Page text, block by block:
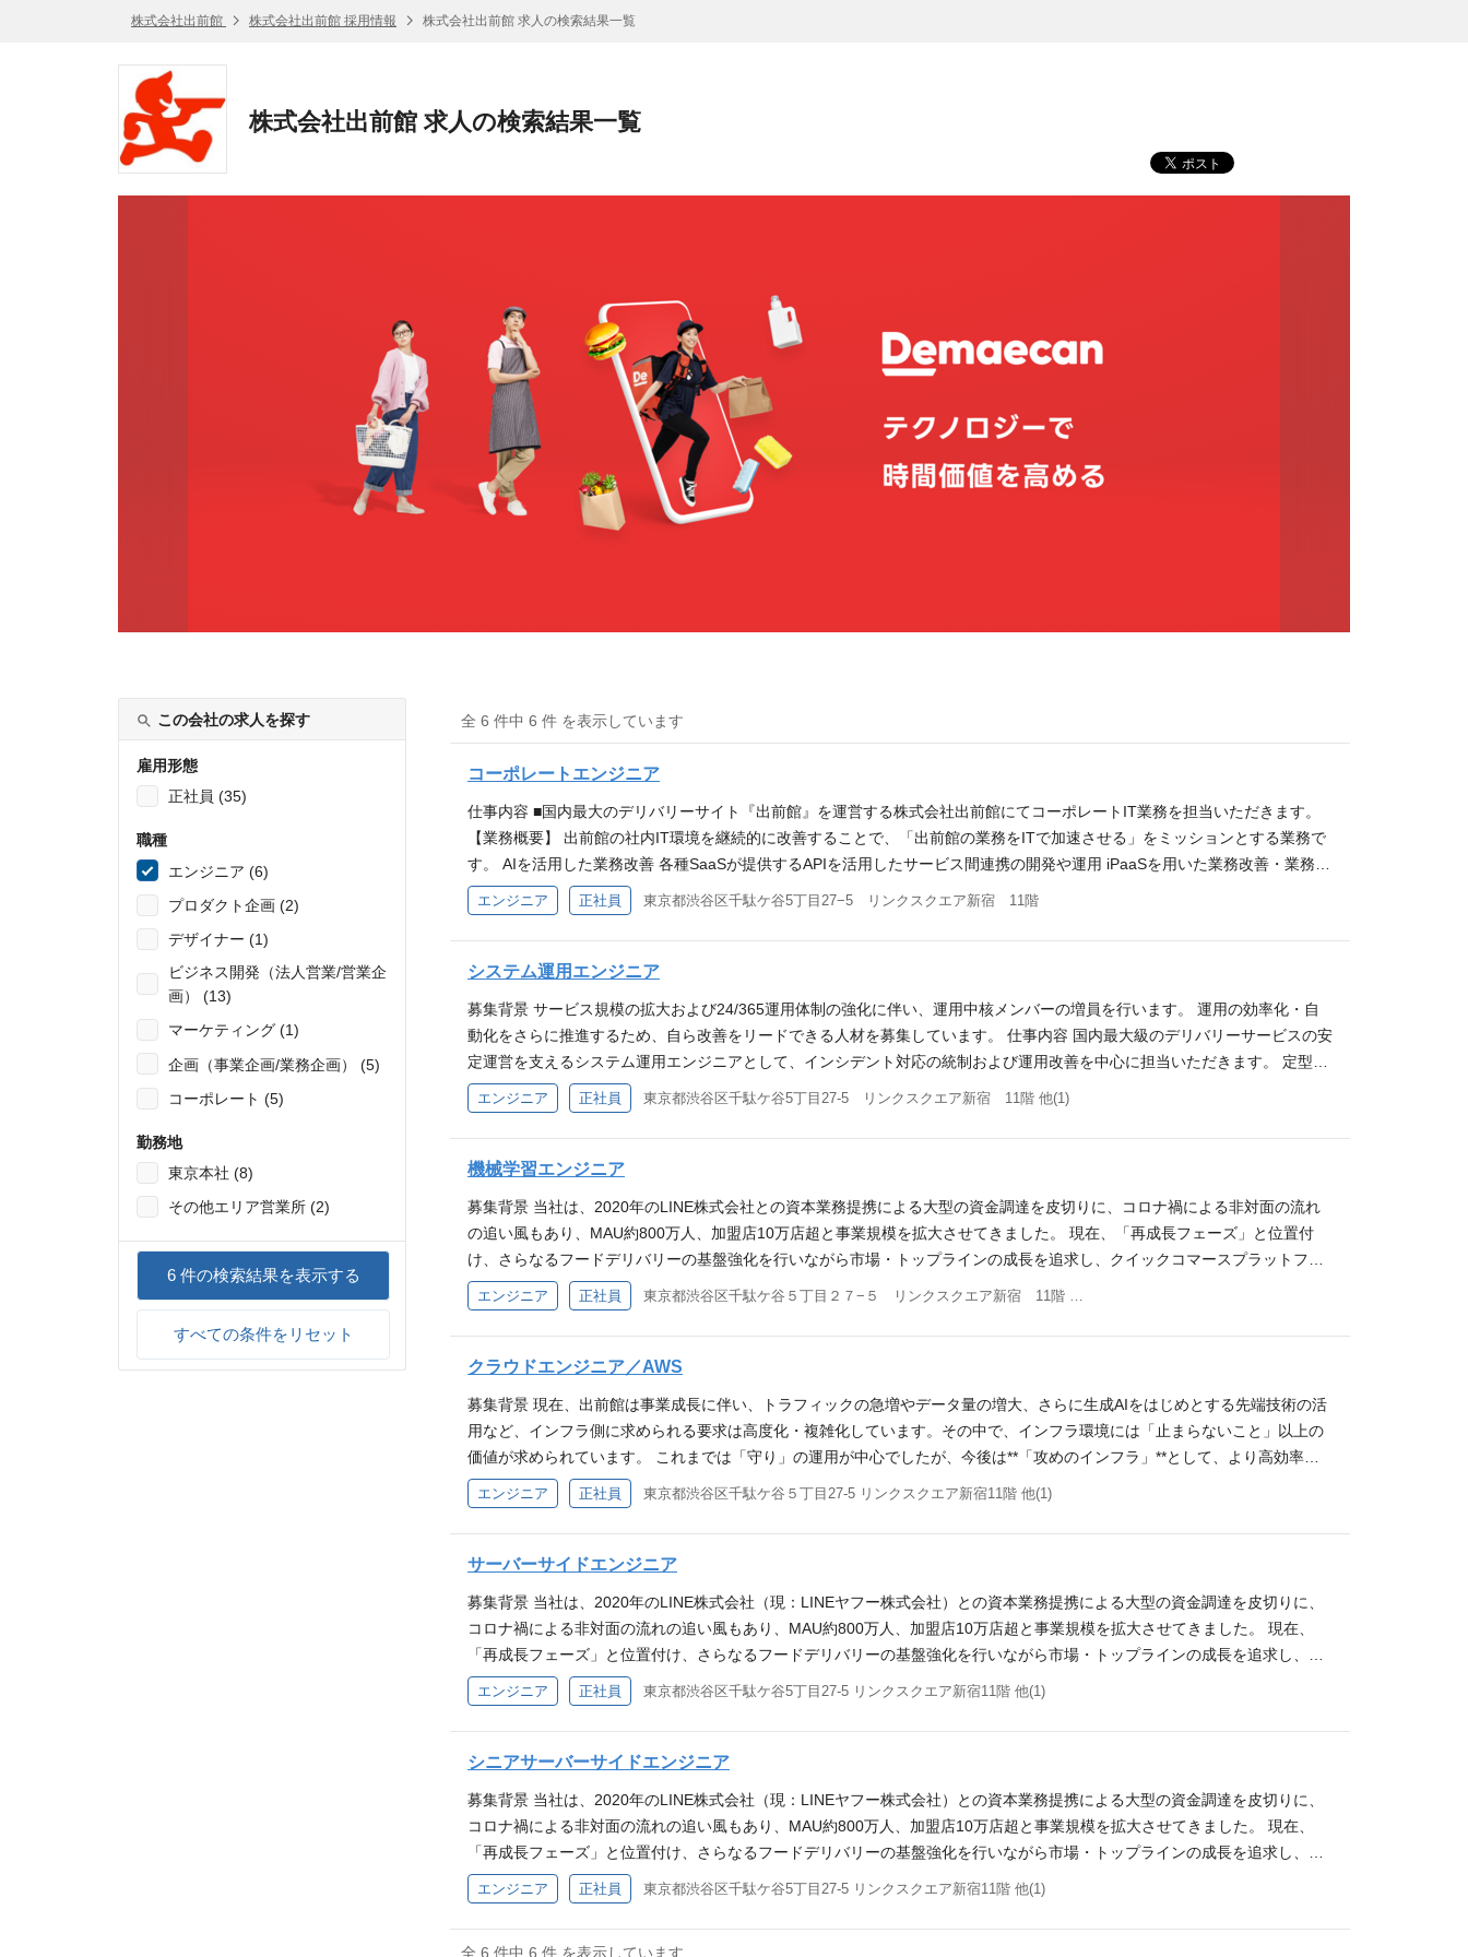
株式会社出前館 株式会社出前館 採用情報 株式会社出前館 求人の検索結果一覧
株式会社出前館 求人の検索結果一覧
この会社の求人を探す
雇用形態
正社員 (35)
職種
エンジニア (6)
プロダクト企画 (2)
デザイナー (1)
ビジネス開発（法人営業/営業企
画） (13)
マーケティング (1)
企画（事業企画/業務企画） (5)
コーポレート (5)
勤務地
東京本社 (8)
その他エリア営業所 (2)
6件の検索結果を表示する
すべての条件をリセット
全 6 件中 6 件 を表示しています
コーポレートエンジニア
仕事内容 ■国内最大のデリバリーサイト『出前館』を運営する株式会社出前館にてコーポレートIT業務を担当いただきます。
【業務概要】 出前館の社内IT環境を継続的に改善することで、「出前館の業務をITで加速させる」をミッションとする業務で
す。 AIを活用した業務改善 各種SaaSが提供するAPIを活用したサービス間連携の開発や運用 iPaaSを用いた業務改善・業務の
自動化 社内ITシステム・社内インフラ構築・運用・管理 ※スキル、ご経験、目指すキャリアに応じて、お任せする業務は協議
の上決定いたします。 ※業務の変更の範囲：会社の定めるすべての業務（在籍出向を含む） 【募集背景】 事業拡大のため
（増員ポジション） 経験・スキル ＜必須スキル＞ SaaSの運用、管理 APIを利用したSaaS間の連携経験 何らかのプログラム
言語を用いての業務改善の経験 ＜歓迎スキル＞ ワークフローシステムのAPIを利用した業務自動化経験 要件定義のご経験（規
a Workflows利用経験 コードレビューの経験 求める人物像 オープンコミュニケーションが好きな方 自ら進んで課題を見つけ
出し、課題解決までを完遂/リードできる方 セルフスターターな人 新しい技術に触れることが好きな方 ■IT本部長、マネージ
ャーインタビュー 「社内オペレーションに進化を。情報システム部の現在地と未来」 https://note.com/demae_can/n/n7a635
bf5ce09 「目指すのは"ジャズバンド"のような組織。出前館の情報システム部で働く醍醐味とは」 https://recruit.demae-can.c
rticles/demaecan-20241122?utm_source=custom&utm_medium=offerjob&utm_campaign=param01 ■エンジニアブログ http
s://recruit.demae-can.com/engineer-recruitment/ ■会社紹介資料 https://speakerdeck.com/demaecan/hui-she-shuo-ming-zi-lia
o-202211-bc3f861b-1973-45f0-af97-198e202a31d5
エンジニア 正社員 東京都渋谷区千駄ケ谷5丁目27−5 リンクスクエア新宿 11階
システム運用エンジニア
募集背景 サービス規模の拡大および24/365運用体制の強化に伴い、運用中核メンバーの増員を行います。 運用の効率化・自
動化をさらに推進するため、自ら改善をリードできる人材を募集しています。 仕事内容 国内最大級のデリバリーサービスの安
定運営を支えるシステム運用エンジニアとして、インシデント対応の統制および運用改善を中心に担当いただきます。 定型的
な監視・オペレーション業務は外部委託しており、本ポジションでは以下のような中核業務を担っていただきます。 ・オンコ
ール体制（24/365）のもとで障害対応を行います ・障害発生時にはインシデントコマンダーとして、状況整理、優先度判断、
関係部署への指示、進行管理など、対応全体の統制および意思決定を担っていただきます ※実際の調査・対応作業は各専門チ
ームが実施します。 ・データ更新、データパッチ、各種設定変更作業 ・抽出依頼・設定依頼における要件整理および関係者調
ルを活用した業務効率化・自動化・運用改善 ・監視システムの最適化およびアラート運用の改善 また、PagerDuty等による通
知・架電の自動化を進めており、運用負荷の軽減と継続的な改善に取り組んでいます。 平均残業時間は月15時間程度です。
なお、オンコール体制により月に数回程度の時間外対応や休日対応が発生しますが、チーム内でシフトを組み、負荷が偏らな
いよう運用しています。 ＜参考記事＞ システム運用部 部長インタビュー 24時間365日、サービスを守る。システム運用部が
況整理・判断・対応を行った経験 Linux / クラウド環境での運用経験 SQL等を用いたデータ調査・抽出経験 業務改善または運
用改善の実務経験 ＜歓迎スキル＞ インシデントコマンダーまたはそれに準ずる経験24/365オンコール対応の経験 監視設計、
アラート設計の経験 スクリプト（Shell / Python等）による自動化経験 AIやSaaSを活用した業務効率化・運用改善の経験 運用
課題に対するツール選定・導入・定着までを主導した経験 Splunk等のログ基盤を用いた調査・分析、または運用経験 セキュ
リティ運用（不正検知、ログ監視、CDN / WAF（Akamai等）の運用など）の実務経験 開発チームとの協業経験（運用設計・
リリース連携など） 使用するテクノロジー・ツール 開発言語 Java（Spring Boot）, Kotlin インフラ AWS, Verda, Serverless
（Fargate）, VMware, Linux, Kubernetes データベース Oracle, MySQL, Redis, Elasticsearch, Dynamo DB CI/CD GitHub Acti
ons, Jenkins、bitrise, Drone CI, Argo CD 構成管理ツール Terraform コード管理 GitHub, BitBucket モニタリング Sentry, New
思決定・判断ができる方 複数部署と連携しながら物事を前に進められる方 運用を「こなす」のではなく「より良くする」視点
を持てる方 AIやツールの導入有無ではなく、実務への適用と成果にこだわれる方 技術トレンドや運用事例などを自らキャッチ
アップし、業務に活かせる方 外部セミナーや技術イベント、コミュニティ活動への参加・発信に興味がある方 自ら学び、得た
知見をチームや運用に還元できる方 ■エンジニアブログ https://recruit.demae-can.com/engineer-recruitment/ ■会社紹介資料 h
代表・矢野氏が語る、業界No.1を狙う経営哲学
エンジニア 正社員 東京都渋谷区千駄ケ谷5丁目27-5 リンクスクエア新宿 11階 他(1)
機械学習エンジニア
募集背景 当社は、2020年のLINE株式会社との資本業務提携による大型の資金調達を皮切りに、コロナ禍による非対面の流れ
の追い風もあり、MAU約800万人、加盟店10万店超と事業規模を拡大させてきました。 現在、「再成長フェーズ」と位置付
け、さらなるフードデリバリーの基盤強化を行いながら市場・トップラインの成長を追求し、クイックコマースプラットフォ
ームとして、フードデリバリーサービスからライフインフラへ、大きな変革期を迎えています。 "レガシー脱却、更なる拡張
性の高いシステムへ" 事業の急拡大に伴い、配送効率の向上、販促コストの最適化、ユーザー体験のパーソナライズが経営上
の最優先事項となっています。 データサイエンスを駆使して、複雑なビジネス課題を解決し、実世界のオペレーションを最適
化する「攻め」のエンジニアを募集します。 仕事内容 プロダクトの成長を牽引する、以下の4つの主要ドメインにおけるMLモ
資対効果）を最大化するパーソナライズされたクーポン配布戦略の構築。 配達報酬の最適化（ダイナミック価格設定） エリア
ごとの需給バランスに基づき、配達員への報酬をリアルタイムに最適化するアルゴリズムの開発。 レコメンドエンジンの開
発・改善 数万件の加盟店の中から、時間・場所・嗜好に合わせた最適な店舗・メニューの提案ロジックの実装。 マーケティン
グ施策の最適化（LTV/離脱予測） ユーザーのLTV予測や離脱予兆検知モデルを構築し、マーケティングオートメーション（M
を狙う経営哲学 ＜取締役／経営企画本部 本部長 安岡インタビュー＞ 【デリバリー大戦争】「5円の攻防」に賭けた出前館の
逆襲──黒船襲来で大混戦のなかV字回復なるか！？ 経験・スキル <下記は必須> 機械学習、統計学、または数学に関する専門
的知識。 Pythonを用いた機械学習モデルの実装・評価経験（実務3年以上）。 SQLを用いた大規模データ（BigQuery等）の抽
出・加工・分析経験。 ビジネスサイドと協力し、課題定義から実装・効果検証までを主導した経験。 ＜歓迎スキル＞ 経済学
（因果推論、メカニズムデザイン）の知見を用いた最適化経験。 組合せ最適化、強化学習、またはバンディットアルゴリズム
の実務適用経験。 MLOps（Vertex AI / SageMaker等）を用いたモデルの安定運用経験。 大規模トラフィックが発生するシス
テムでのバックエンド開発経験。 使用するテクノロジー・ツール 言語: Python, SQL ML基盤: GCP (BigQuery, Vertex AI), AW
S (SageMaker) ライブラリ: Scikit-learn, LightGBM, XGBoost, PyTorch/TensorFlow ワークフロー: Airflow, Kubeflow, GitHub, D
業務部門（マーケ、営業、オペレーション等）と密にコミュニケーションを取り、抽象的なビジネスニーズを、機械学習で解
くべき具体的な技術課題へと構造化・定義できること。 現場・実数値へのこだわり モデルの精度（AUC等）の向上のみを目
的とせず、それが「実際の注文数」や「配送コスト」にどう寄与したかというビジネス成果（KPI）に責任を持てること。 仮
説検証のスピード感 完璧なモデルを時間をかけて作るよりも、まずはプロトタイプを現場に投入し、フィードバックを得て高
エンジニア 正社員
クラウドエンジニア／AWS
募集背景 現在、出前館は事業成長に伴い、トラフィックの急増やデータ量の増大、さらに生成AIをはじめとする先端技術の活
用など、インフラ側に求められる要求は高度化・複雑化しています。その中で、インフラ環境には「止まらないこと」以上の
価値が求められています。 これまでは「守り」の運用が中心でしたが、今後は**「攻めのインフラ」**として、より高効率で
柔軟な基盤へと刷新していく必要があります。 そのため、今後組織をさらに強化し、技術的な側面から事業成長を加速させる
ため、自ら課題を見つけ出し、改善をリードいただける新たな仲間を募集します。 ＜プロダクト本部紹介資料＞ プロダクト本
部について体制〜課題まで 仕事内容 本ポジションのミッションは、AWSを中心としたインフラ基盤の運用・保守に加えて、
最新技術の導入やコスト最適化、運用の自動化など、エンジニア組織全体の生産性を最大化することです。 具体的な業務一例
況の確認、さらには開発者からの問い合わせの対応 ・よりよい環境としていくために、新しい技術やAWSの新サービス等にお
ける情報収集 ・費用最適化 ・業務効率化推進 ※業務の変更の範囲：会社の定めるすべての業務（在籍出向を含む） 経験・ス
キル <必須> AWS を利用したインフラ運用、管理経験 Terraform, CloudFormation 等の IaC 実務経験 ＜歓迎スキル＞ AWS を
利用したインフラ設計構築経験 Java/SpringBoot/Python/Go を利用した開発経験 Web サービス運用経験 方式設計、技術選定
使ったミドルウェアやサービスの開発と運用の経験 使用するテクノロジー・ツール 開発言語：Go、Java インフラ：Verda、A
WS コンテナオーケストレーション: Kubernetes、Amazon ECS サービスメッシュ: Istio データベース：MySQL、Redis、Dyn
amoDB CI/CD：GitHub Actions、Argo CD IaC：Terraform モニタリング：New Relic、OpenTelemetry 求める人物像 オープン
コミュニケーションが好きな方 自ら進んで課題を見つけ出し、課題解決までを完遂/リードできる方 セルフスターターな人 新
しい技術に触れることが好きな方 ■エンジニアブログ https://recruit.demae-can.com/engineer-recruitment/ ■会社紹介資料 htt
ps://speakerdeck.com/demaecan/hui-she-shuo-ming-zi-liao-202211-bc3f861b-1973-45f0-af97-198e202a31d5 ＜役員メッセ
ージ＞出前館のミッションとデリバリーの先に描く未来 「デリバリーこそ、テックジャイアントに勝てる領域だ」出前館の新
エンジニア 正社員 東京都渋谷区千駄ケ谷５丁目27-5 リンクスクエア新宿11階 他(1)
サーバーサイドエンジニア
募集背景 当社は、2020年のLINE株式会社（現：LINEヤフー株式会社）との資本業務提携による大型の資金調達を皮切りに、
コロナ禍による非対面の流れの追い風もあり、MAU約800万人、加盟店10万店超と事業規模を拡大させてきました。 現在、
「再成長フェーズ」と位置付け、さらなるフードデリバリーの基盤強化を行いながら市場・トップラインの成長を追求し、ク
イックコマースプラットフォームとして、フードデリバリーサービスからライフインフラへ、大きな変革期を迎えています。
"レガシー脱却、更なる拡張性の高いシステムへ" プロダクト開発では、積極的な刷新によるシステムの向上、モダン技術への
移行を推進しています。 ここ数年間で、稼働率99.9%のSLA実現や、マイクロサービス化、クラウド移行などの改善を行って
きましたが、こうした改善はまだまだ道半ばです。 より拡張性の高いシステムへ進化させるため、ともに出前館の成長をリー
ブユーザー数約800万人「デリバリーの日常化」を目指し、No.1デリバリー企業へと成長した『出前館』を運営する株式会社
出前館のシステム開発の業務です。 【具体的な業務一例】 自社サービス（出前館）のサービスサイトおよび基幹システムの開
発業務 - アプリ向けAPIサーバ等バックエンドシステムの設計・開発 - Webサイトや管理ツール等Webフロントエンドシステム
の設計・開発 経験は考慮しますが、将来的には要件定義フェーズから一貫して携わっていただくことを想定しています ※業務
加盟店向けAPIドキュメントを公開するサイトを0 → 1で立ち上げた話 ・大規模レガシーシステムのマイクロサービス化におけ
エンジニア 正社員 東京都渋谷区千駄ケ谷5丁目27-5 リンクスクエア新宿11階 他(1)
シニアサーバーサイドエンジニア
募集背景 当社は、2020年のLINE株式会社（現：LINEヤフー株式会社）との資本業務提携による大型の資金調達を皮切りに、
コロナ禍による非対面の流れの追い風もあり、MAU約800万人、加盟店10万店超と事業規模を拡大させてきました。 現在、
「再成長フェーズ」と位置付け、さらなるフードデリバリーの基盤強化を行いながら市場・トップラインの成長を追求し、ク
イックコマースプラットフォームとして、フードデリバリーサービスからライフインフラへ、大きな変革期を迎えています。
"レガシー脱却、更なる拡張性の高いシステムへ" プロダクト開発では、積極的な刷新によるシステムの向上、モダン技術への
移行を推進しています。 ここ数年間で、稼働率99.9%のSLA実現や、マイクロサービス化、クラウド移行などの改善を行って
エンジニア 正社員 東京都渋谷区千駄ケ谷5丁目27-5 リンクスクエア新宿11階 他(1)
全 6 件中 6 件 を表示しています